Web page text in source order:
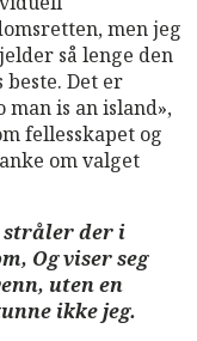
men jeg
så lenge den
Det er
man is an island»,
fellesskapet og
om valget
stråler der i
Og viser seg
uten en
ikke jeg.